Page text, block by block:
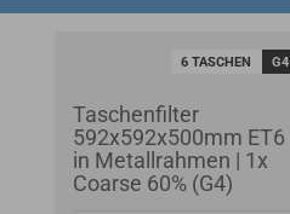
6 TASCHEN G4
Taschenfilter
592x592x500mm ET6
in Metallrahmen | 1x
Coarse 60% (G4)